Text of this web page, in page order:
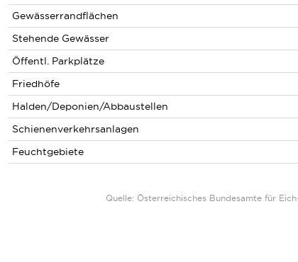
Gewässerrandflächen
Stehende Gewässer
Öffentl. Parkplätze
Friedhöfe
Halden/Deponien/Abbaustellen
Schienenverkehrsanlagen
Feuchtgebiete
Quelle: Österreichisches Bundesamte für